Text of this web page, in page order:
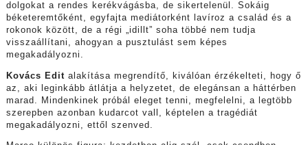
dolgokat a rendes kerékvágásba, de sikertelenül. Sokáig
béketeremtőként, egyfajta mediátorként lavíroz a család és a
rokonok között, de a régi „idillt” soha többé nem tudja
visszaállítani, ahogyan a pusztulást sem képes
megakadályozni.
Kovács Edit alakítása megrendítő, kiválóan érzékelteti, hogy ő
az, aki leginkább átlátja a helyzetet, de elegánsan a háttérben
marad. Mindenkinek próbál eleget tenni, megfelelni, a legtöbb
szerepben azonban kudarcot vall, képtelen a tragédiát
megakadályozni, ettől szenved.